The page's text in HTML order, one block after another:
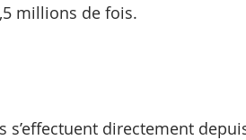
millions de fois.
s’effectuent directement